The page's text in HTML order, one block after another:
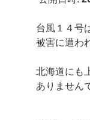
台風１４号
被害に遭わ
北海道にも
ありません